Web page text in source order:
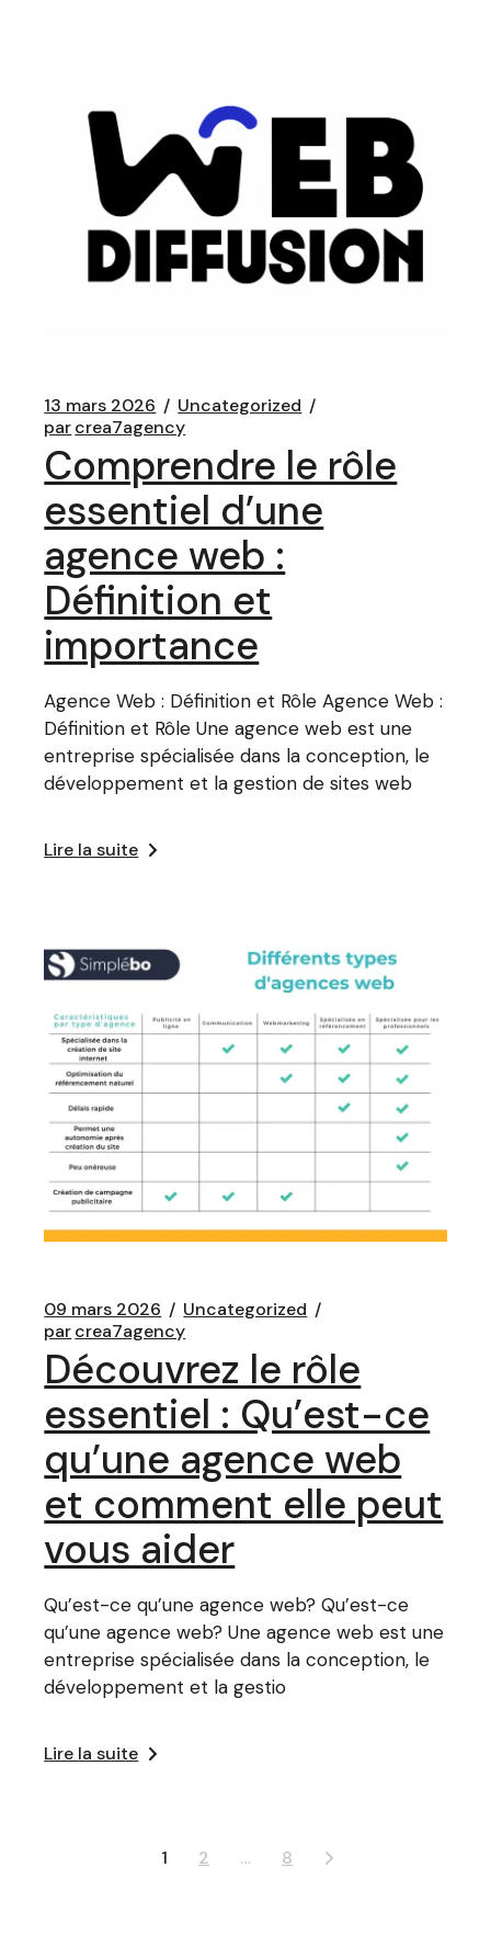
13 mars 2026
Uncategorized
parcrea7agency
Comprendre le rôle
essentiel d’une
agence web :
Définition et
importance
Agence Web : Définition et Rôle Agence Web :
Définition et Rôle Une agence web est une
entreprise spécialisée dans la conception, le
développement et la gestion de sites web
Lire la suite
09 mars 2026
Uncategorized
parcrea7agency
Découvrez le rôle
essentiel : Qu’est-ce
qu’une agence web
et comment elle peut
vous aider
Qu’est-ce qu’une agence web? Qu’est-ce
qu’une agence web? Une agence web est une
entreprise spécialisée dans la conception, le
développement et la gestio
Lire la suite
Pagination
1 2 … 8